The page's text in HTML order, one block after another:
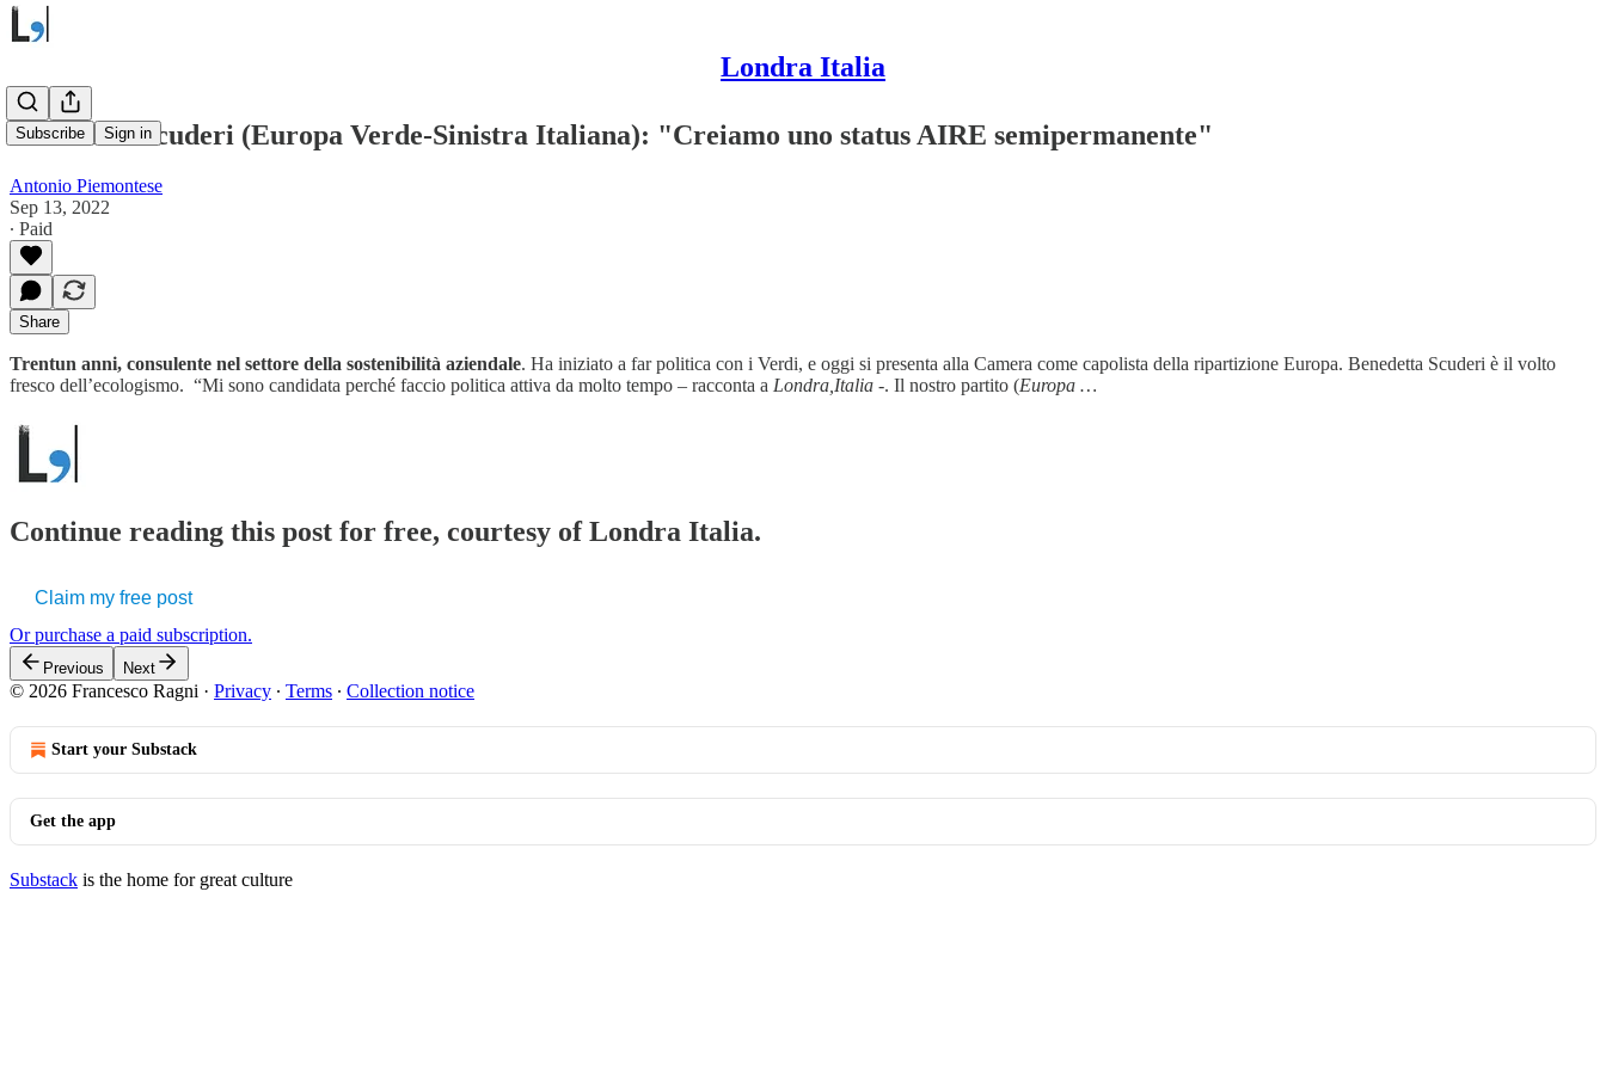
Londra Italia
Subscribe Sign in
Benedetta Scuderi (Europa Verde-Sinistra Italiana): "Creiamo uno status AIRE semipermanente"
Antonio Piemontese
Sep 13, 2022
∙ Paid
Share
Trentun anni, consulente nel settore della sostenibilità aziendale. Ha iniziato a far politica con i Verdi, e oggi si presenta alla Camera come capolista della ripartizione Europa. Benedetta Scuderi è il volto
fresco dell’ecologismo. “Mi sono candidata perché faccio politica attiva da molto tempo – racconta a Londra,Italia -. Il nostro partito (Europa …
Continue reading this post for free, courtesy of Londra Italia.
Claim my free post
Or purchase a paid subscription.
Previous Next
© 2026 Francesco Ragni · Privacy ∙ Terms ∙ Collection notice
Start your Substack
Get the app
Substack is the home for great culture